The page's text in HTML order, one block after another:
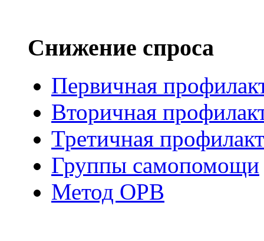
Снижение спроса
Первичная
Вторичная
Третичная
Группы самопомощи
Метод ОРВ